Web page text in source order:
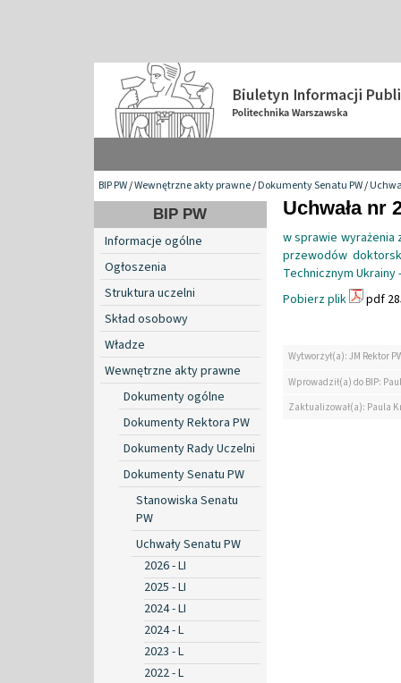
BIP PW/Wewnętrzne akty prawne/Dokumenty Senatu PW/
BIP PW
Informacje ogólne
Ogłoszenia
Struktura uczelni
Skład osobowy
Władze
Wewnętrzne akty prawne
Dokumenty ogólne
Dokumenty Rektora PW
Dokumenty Rady Uczelni
Dokumenty Senatu PW
Stanowiska Senatu
PW
Uchwały Senatu PW
2026 - LI
2025 - LI
2024 - LI
2024 - L
2023 - L
2022 - L
Uchwała nr
w sprawie wyrażenia
przewodów
Technicznym
Pobierz plik
pdf
Wytworzył(a): JM Rektor
Wprowadził(a) do BIP:
Zaktualizował(a): Paula